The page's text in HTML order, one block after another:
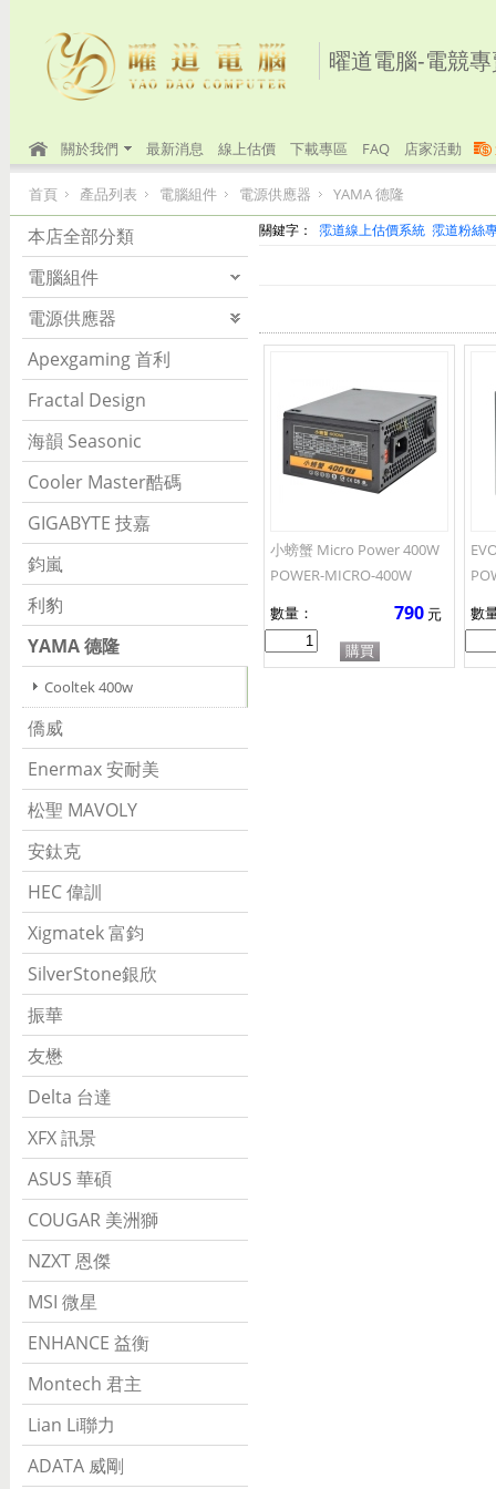
曜道電腦-電競
關於我們 最新消息 線上估價 下載專區 FAQ 店家活動
首頁 產品列表 電腦組件 電源供應器 YAMA 德隆
本店全部分類
電腦組件
電源供應器
Apexgaming 首利
Fractal Design
海韻 Seasonic
Cooler Master酷碼
GIGABYTE 技嘉
鈞嵐
利豹
YAMA 德隆
Cooltek 400w
僑威
Enermax 安耐美
松聖 MAVOLY
安鈦克
HEC 偉訓
Xigmatek 富鈞
SilverStone銀欣
振華
友懋
Delta 台達
XFX 訊景
ASUS 華碩
COUGAR 美洲獅
NZXT 恩傑
MSI 微星
ENHANCE 益衡
Montech 君主
Lian Li聯力
ADATA 威剛
關鍵字： 霐道線上估價系統 霐道粉絲
小螃蟹 Micro Power 400W
POWER-MICRO-400W
數量：
790 元
數